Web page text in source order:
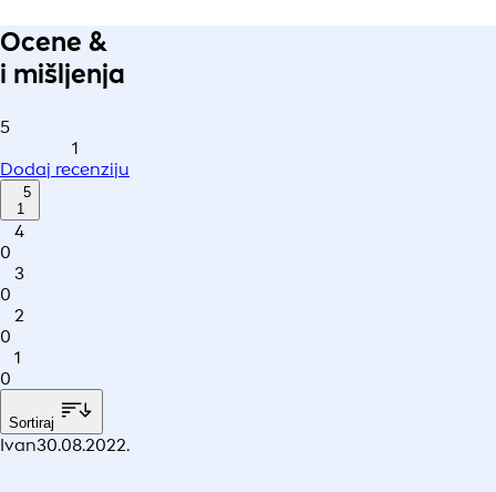
Ocene &
i mišljenja
5
1
Dodaj recenziju
5
1
4
0
3
0
2
0
1
0
Sortiraj
Ivan30.08.2022.